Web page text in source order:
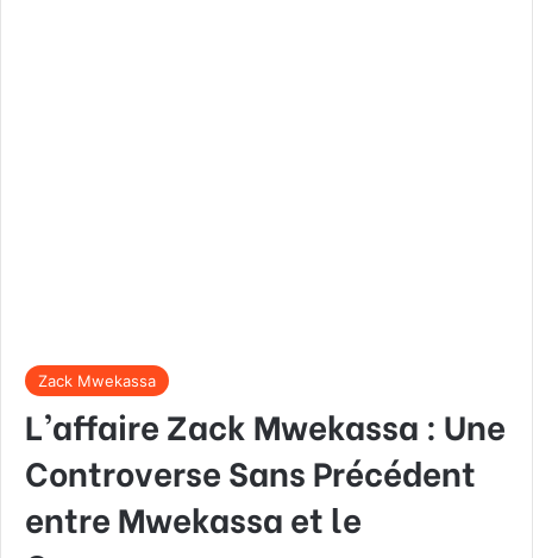
Zack Mwekassa
L’affaire Zack Mwekassa : Une
Controverse Sans Précédent
entre Mwekassa et le